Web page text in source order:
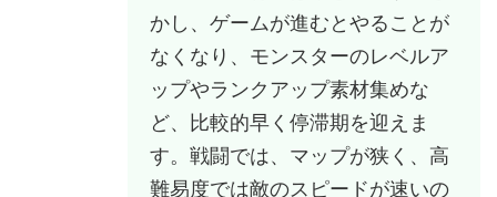
かし、ゲームが進むとやることが
なくなり、モンスターのレベルア
ップやランクアップ素材集めな
ど、比較的早く停滞期を迎えま
す。戦闘では、マップが狭く、高
難易度では敵のスピードが速いの